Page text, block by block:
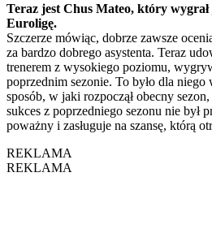
Teraz jest Chus Mateo, który
Euroligę.
Szczerze mówiąc, dobrze zawsze
za bardzo dobrego asystenta. Teraz
trenerem z wysokiego poziomu,
poprzednim sezonie. To było dla
sposób, w jaki rozpoczął obecny
sukces z poprzedniego sezonu nie był
poważny i zasługuje na szansę, którą
REKLAMA
REKLAMA